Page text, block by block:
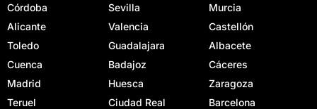
Córdoba
Sevilla
Murcia
Alicante
Valencia
Castellón
Toledo
Guadalajara
Albacete
Cuenca
Badajoz
Cáceres
Madrid
Huesca
Zaragoza
Teruel
Ciudad Real
Barcelona